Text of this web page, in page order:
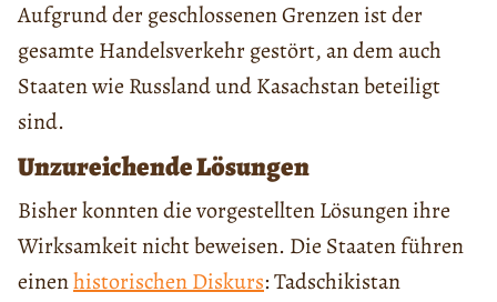
Aufgrund der geschlossenen Grenzen ist der
gesamte Handelsverkehr gestört, an dem auch
Staaten wie Russland und Kasachstan beteiligt
sind.
Unzureichende Lösungen
Bisher konnten die vorgestellten Lösungen ihre
Wirksamkeit nicht beweisen. Die Staaten führen
einenhistorischen Diskurs: Tadschikistan